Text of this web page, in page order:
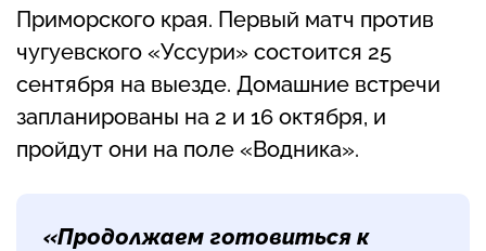
Приморского края. Первый матч против
чугуевского «Уссури» состоится 25
сентября на выезде. Домашние встречи
запланированы на 2 и 16 октября, и
пройдут они на поле «Водника».
«Продолжаем готовиться к